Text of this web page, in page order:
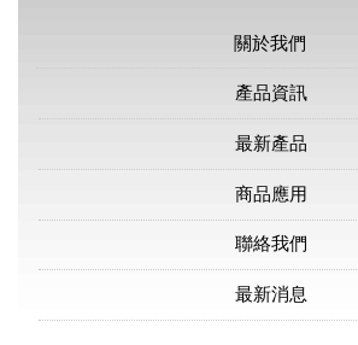
關於我們
產品資訊
最新產品
商品應用
聯絡我們
最新消息